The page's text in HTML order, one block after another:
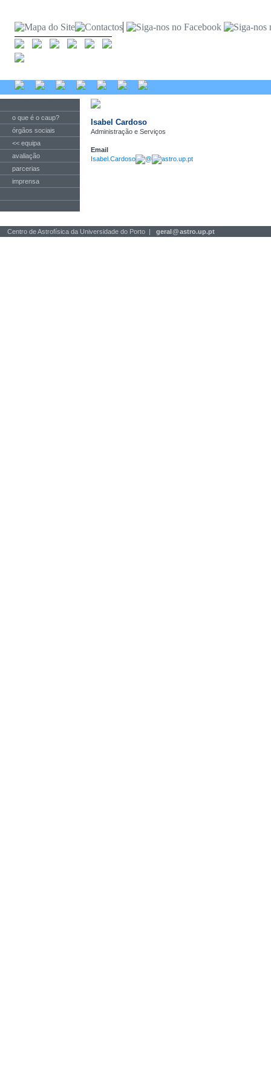
o que é o caup?
órgãos sociais
<< equipa
avaliação
parcerias
imprensa
Isabel Cardoso
Administração e Serviços
Email
Isabel.Cardoso
@ astro.up.pt
Centro de Astrofísica da Universidade do Porto | geral@astro.up.pt